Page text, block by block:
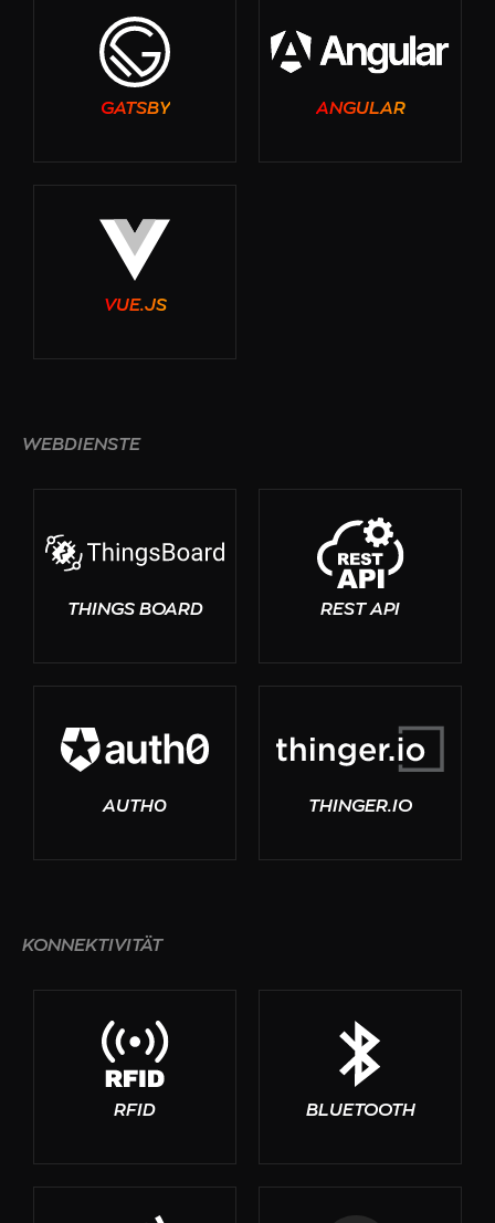
GATSBY ANGULAR
VUE.JS
WEBDIENSTE
THINGS BOARD REST API
AUTH0 THINGER.IO
KONNEKTIVITÄT
RFID BLUETOOTH